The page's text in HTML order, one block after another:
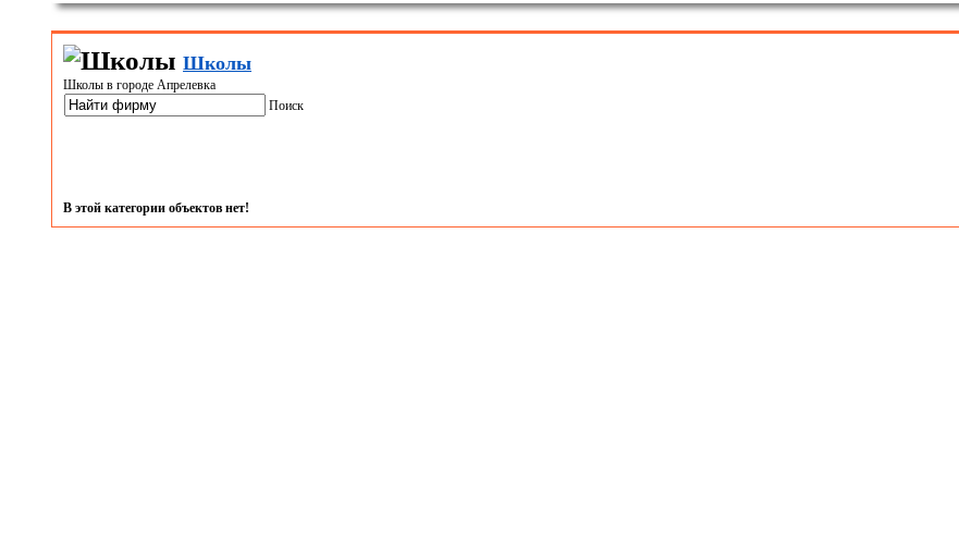
Школы
Школы в городе Апрелевка
Поиск
В этой категории объектов нет!